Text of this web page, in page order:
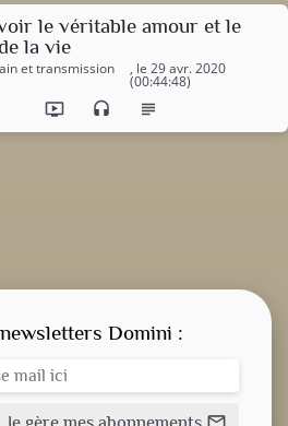
le véritable amour et le
la vie
et transmission , le 29 avr. 2020
(00:44:48)
ondemand_video headset subject
Domini :